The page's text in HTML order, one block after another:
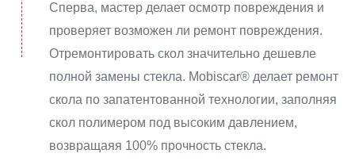
Сперва, мастер делает осмотр повреждения и
проверяет возможен ли ремонт повреждения.
Отремонтировать скол значительно дешевле
полной замены стекла. Mobiscar® делает ремонт
скола по запатентованной технологии, заполняя
скол полимером под высоким давлением,
возвращаяя 100% прочность стекла.